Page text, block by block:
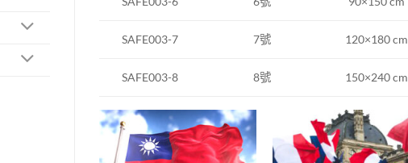
SAFE003-7 7號 120×180 cm
SAFE003-8 8號 150×240 cm